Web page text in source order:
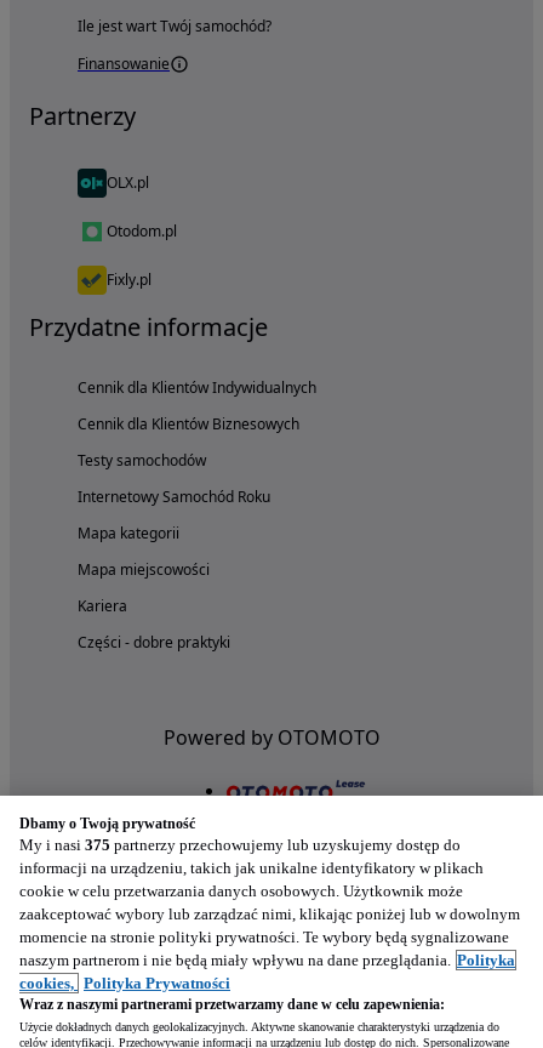
Ile jest wart Twój samochód?
Finansowanie
Partnerzy
OLX.pl
Otodom.pl
Fixly.pl
Przydatne informacje
Cennik dla Klientów Indywidualnych
Cennik dla Klientów Biznesowych
Testy samochodów
Internetowy Samochód Roku
Mapa kategorii
Mapa miejscowości
Kariera
Części - dobre praktyki
Powered by OTOMOTO
Nasze aplikacje w twoim telefonie
Dbamy o Twoją prywatność
My i nasi 375 partnerzy przechowujemy lub uzyskujemy dostęp do
informacji na urządzeniu, takich jak unikalne identyfikatory w plikach
cookie w celu przetwarzania danych osobowych. Użytkownik może
zaakceptować wybory lub zarządzać nimi, klikając poniżej lub w dowolnym
momencie na stronie polityki prywatności. Te wybory będą sygnalizowane
naszym partnerom i nie będą miały wpływu na dane przeglądania. Polityka
cookies, Polityka Prywatności
Wraz z naszymi partnerami przetwarzamy dane w celu zapewnienia:
Użycie dokładnych danych geolokalizacyjnych. Aktywne skanowanie charakterystyki urządzenia do
celów identyfikacji. Przechowywanie informacji na urządzeniu lub dostęp do nich. Spersonalizowane